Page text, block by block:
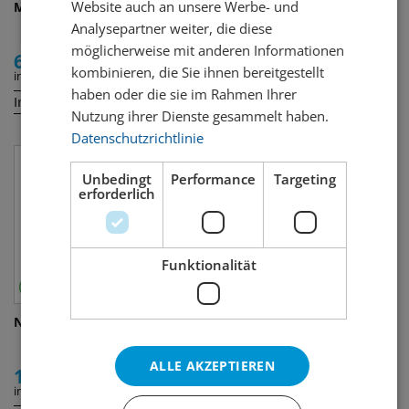
Mermaid Pink
62.00
inkl. MWST
Inhalt: 70 cl
Hendrick's
29.00
inkl. MWST
Inhalt:
Nordés Atlantic Galician
199.00
inkl. MWST
Nordés Atlantic Galician
9.50
inkl. MWST
Website auch an unsere Werbe- und
Analysepartner weiter, die diese
möglicherweise mit anderen Informationen
kombinieren, die Sie ihnen bereitgestellt
haben oder die sie im Rahmen Ihrer
Nutzung ihrer Dienste gesammelt haben.
Datenschutzrichtlinie
Unbedingt
erforderlich
Performance Targeting
Funktionalität
ALLE AKZEPTIEREN